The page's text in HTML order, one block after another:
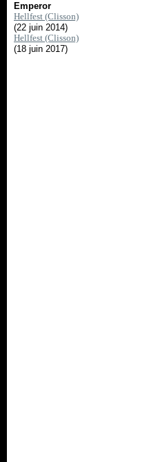
Emperor
Hellfest (Clisson)
(22 juin 2014)
Hellfest (Clisson)
(18 juin 2017)